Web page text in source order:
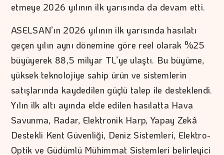
etmeye 2026 yılının ilk yarısında da devam etti.
ASELSAN’ın 2026 yılının ilk yarısında hasılatı
geçen yılın aynı dönemine göre reel olarak %25
büyüyerek 88,5 milyar TL’ye ulaştı. Bu büyüme,
yüksek teknolojiye sahip ürün ve sistemlerin
satışlarında kaydedilen güçlü talep ile desteklendi.
Yılın ilk altı ayında elde edilen hasılatta Hava
Savunma, Radar, Elektronik Harp, Yapay Zekâ
Destekli Kent Güvenliği, Deniz Sistemleri, Elektro-
Optik ve Güdümlü Mühimmat Sistemleri belirleyici